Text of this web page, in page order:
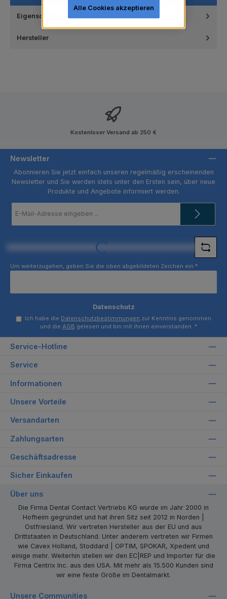
Eigenschaften
Hersteller
Kostenloser Versand ab 250 €
Newsletter
Abonnieren Sie jetzt einfach unseren regelmäßig erscheinenden
Newsletter und Sie werden stets unter den Ersten sein, über neue
Produkte und Angebote informiert werden.
Mail-
Loading...
Um weiterzugehen, geben Sie die oben abgebildeten Zeichen ein *
Datenschutz
Ich habe die Datenschutzbestimmungen zur Kenntnis genommen
und die AGB gelesen und bin mit ihnen einverstanden. *
Service-Hotline
Service
Informationen
Unsere Vorteile
Versandarten
Zahlungsarten
Geschäftsadresse
Sicher Einkaufen
Über uns
Die Firma Dental Contact Vertriebs KG wurde im Jahr 2000 in
Hofheim gegründet und hat ihren Sitz seit 2012 in Norden |
Ostfriesland. Wir vertreten Hersteller aus der EU und aus
Drittstaaten in Deutschland. Unter anderem vertreten wir Firmen
wie Cavex Holland, Stoddard | OPTIM, SPOKAR, Xpedent und
einige mehr. Weiterhin stellen wir den EC|REP und Importer für die
Firma Centrix Inc. aus den USA. Mit mehr als 15.500 Kunden sind
wir eine feste Größe im Dentalmarkt.
Unsere Communities
Alle Cookies akzeptieren